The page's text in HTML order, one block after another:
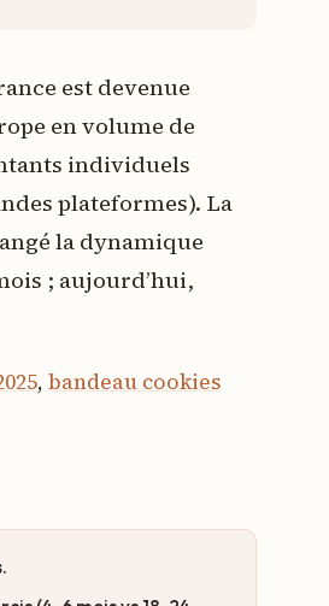
est devenue
en volume de
individuels
plateformes). La
la dynamique
; aujourd’hui,
, bandeau cookies
.